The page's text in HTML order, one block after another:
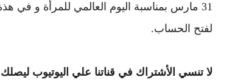
31 مارس بمناسبة اليوم العالمي للمرأة و في
لفتح الحساب.
لا تنسي الأشتراك في قناتنا علي اليوتيوب